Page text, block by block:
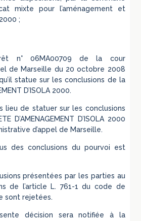
mixte pour l’aménagement et
;
n° 06MA00709 de la cour
de Marseille du 20 octobre 2008
statue sur les conclusions de la
D’ISOLA 2000.
lieu de statuer sur les conclusions
D’AMENAGEMENT D’ISOLA 2000
d’appel de Marseille.
des conclusions du pourvoi est
présentées par les parties au
de l’article L. 761-1 du code de
sont rejetées.
décision sera notifiée à la